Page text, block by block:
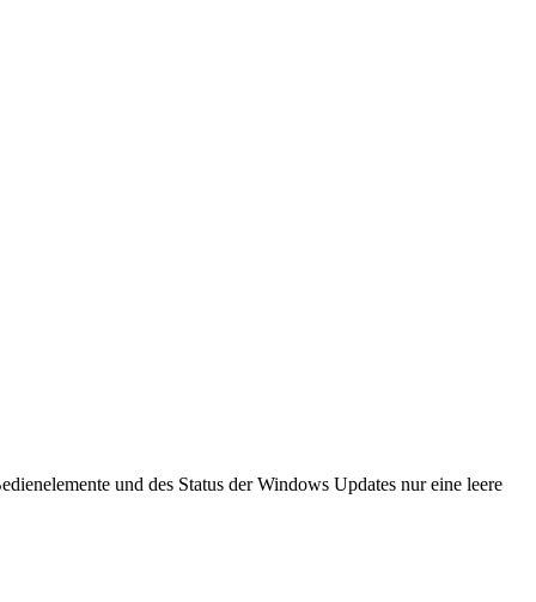
und des Status der Windows Updates nur eine leere